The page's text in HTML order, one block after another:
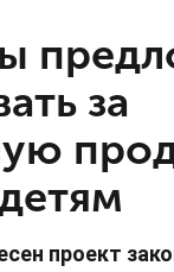
за
проект